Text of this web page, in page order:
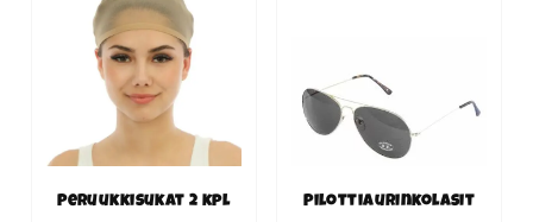
Peruukkisukat 2 kpl Pilottiaurinkolasit